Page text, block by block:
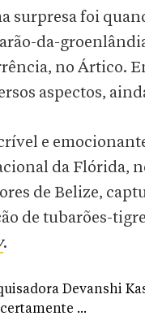
surpresa foi
da-
no Ártico.
aspectos,
e
da Flórida,
de Belize,
de tubarões-
.